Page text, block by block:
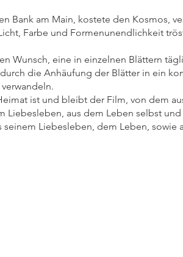
Bank am Main, kostete den Kosmos,
Farbe und Formenunendlichkeit
Wunsch, eine in einzelnen Blättern
die Anhäufung der Blätter in ein
ist und bleibt der Film, von dem
Liebesleben, aus dem Leben selbst
Liebesleben, dem Leben, sowie
treffen,